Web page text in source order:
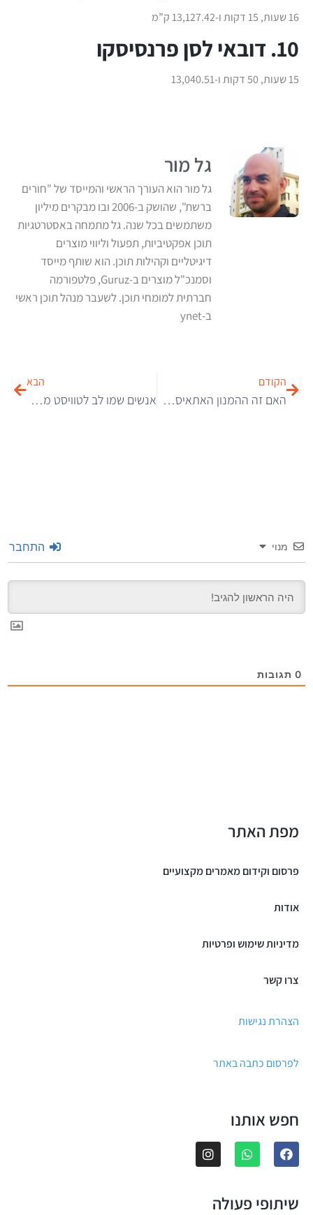
16 שעות, 15 דקות ו-13,127.42 ק”מ
10. דובאי לסן פרנסיסקו
15 שעות, 50 דקות ו-13,040.51
גל מור
גל מור הוא העורך הראשי והמייסד של "חורים
ברשת", שהושק ב-2006 ובו מבקרים מיליון
משתמשים בכל שנה. גל מתמחה באסטרטגיות
תוכן אפקטיביות, תפעול וליווי מוצרים
דיגיטליים וקהילות תוכן. הוא שותף מייסד
וסמנכ"ל מוצרים ב-Guruz, פלטפורמה
חברתית למומחי תוכן. לשעבר מנהל תוכן ראשי
ב-ynet
הקודם
האם זה ההמנון האתאיסטי החדש של ישראל?
הבא
אנשים שמו לב לטוויסט מפתיע בתמונה הידועה של הקבינט האמריקני שפורסמה ב”ניו יורק טיימס”
מנוי התחבר
0תגובות
מפת האתר
פרסום וקידום מאמרים מקצועיים
אודות
מדיניות שימוש ופרטיות
צרו קשר
הצהרת נגישות
לפרסום כתבה באתר
חפש אותנו
שיתופי פעולה